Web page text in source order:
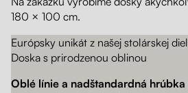
180 × 100 cm.
Európsky unikát z našej stolárskej
Doska s prirodzenou oblinou
Oblé línie a nadštandardná hrúbka